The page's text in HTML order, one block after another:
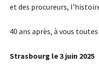
et des procureurs,
40 ans après, à vous
Strasbourg le 3 juin 2025